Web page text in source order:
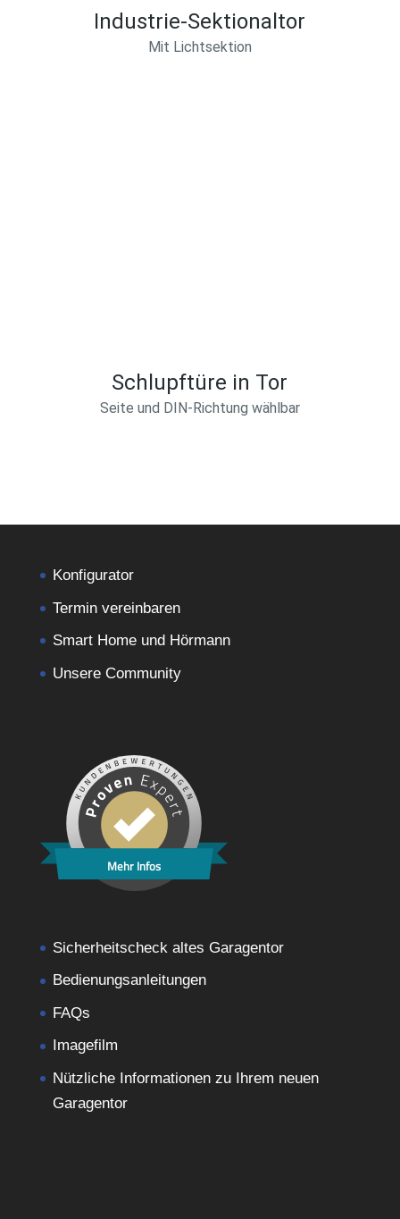
Industrie-Sektionaltor
Mit Lichtsektion
Schlupftüre in Tor
Seite und DIN-Richtung wählbar
Konfigurator
Termin vereinbaren
Smart Home und Hörmann
Unsere Community
Mehr Infos
Sicherheitscheck altes Garagentor
Bedienungsanleitungen
FAQs
Imagefilm
Nützliche Informationen zu Ihrem neuen
Garagentor